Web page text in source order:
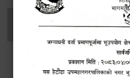
सामाजिक सुरक्षा तथा
व्यक्तिगत घटना दर्ता
सूचनाको हक सम्बन्धी ऐन,